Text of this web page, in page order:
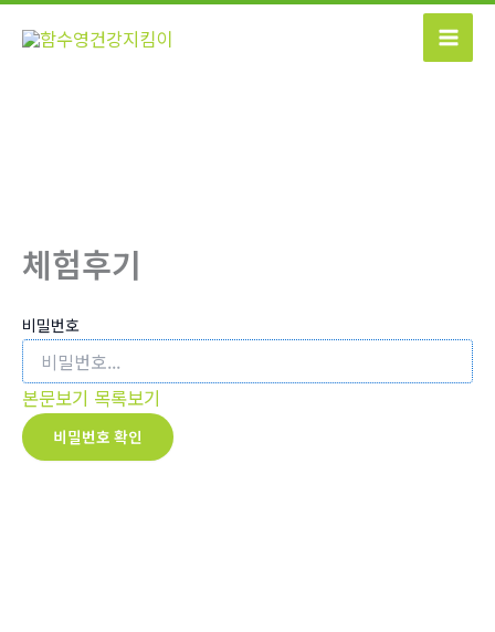
콘
체험후기
비밀번호
본문보기 목록보기
비밀번호 확인